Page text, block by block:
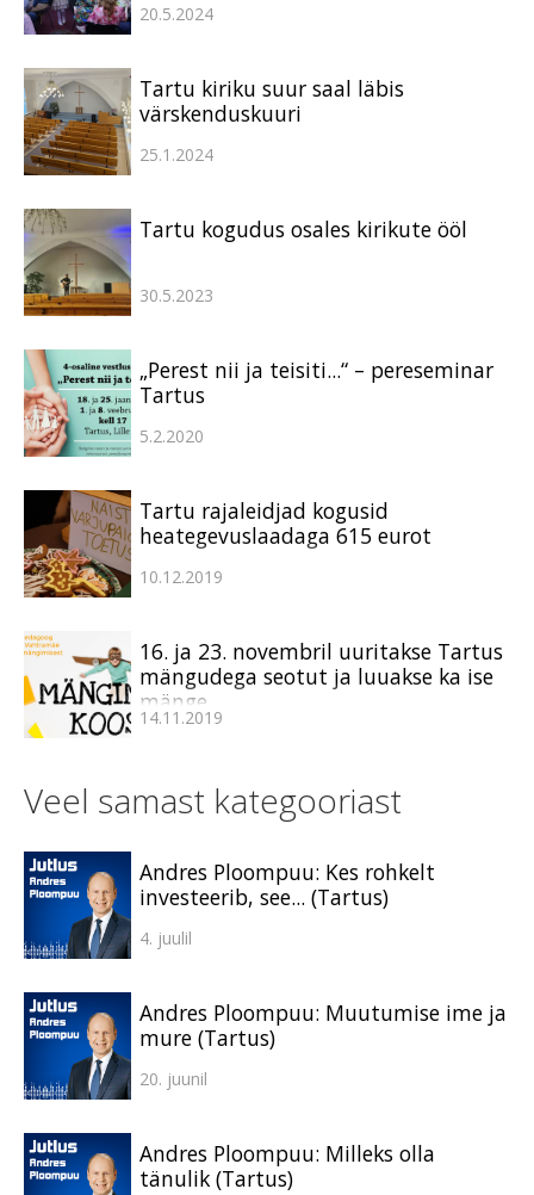
20.5.2024
Tartu kiriku suur saal läbis
värskenduskuuri
25.1.2024
Tartu kogudus osales kirikute ööl
30.5.2023
„Perest nii ja teisiti...“ – pereseminar
Tartus
5.2.2020
Tartu rajaleidjad kogusid
heategevuslaadaga 615 eurot
10.12.2019
16. ja 23. novembril uuritakse Tartus
mängudega seotut ja luuakse ka ise
mänge
14.11.2019
Veel samast kategooriast
Andres Ploompuu: Kes rohkelt
investeerib, see... (Tartus)
4. juulil
Andres Ploompuu: Muutumise ime ja
mure (Tartus)
20. juunil
Andres Ploompuu: Milleks olla
tänulik (Tartus)